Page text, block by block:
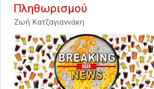
Πληθωρισμού
Ζωή Κατζαγιαννάκη